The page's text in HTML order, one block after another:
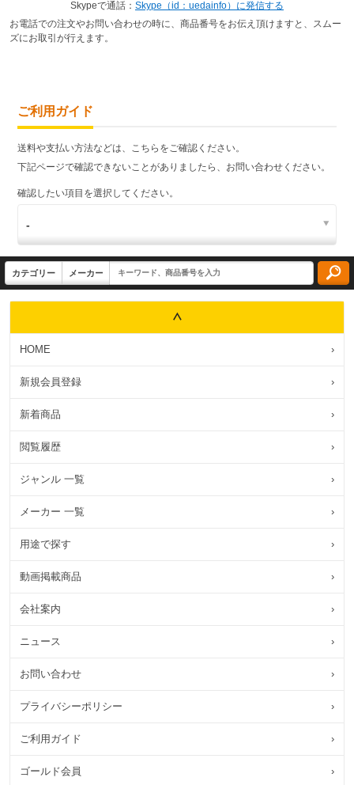
Skypeで通話： Skype（id：uedainfo）に発信する
お電話での注文やお問い合わせの時に、商品番号をお伝え頂けますと、スムー
ズにお取引が行えます。
ご利用ガイド
送料や支払い方法などは、こちらをご確認ください。
下記ページで確認できないことがありましたら、お問い合わせください。
確認したい項目を選択してください。
HOME ›
新規会員登録 ›
新着商品 ›
閲覧履歴 ›
ジャンル 一覧 ›
メーカー 一覧 ›
用途で探す ›
動画掲載商品 ›
会社案内 ›
ニュース ›
お問い合わせ ›
プライバシーポリシー ›
ご利用ガイド ›
ゴールド会員 ›